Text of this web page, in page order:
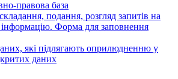
правова база
подання, розгляд запитів на
інформацію. Форма для заповнення
які підлягають оприлюдненню у
даних